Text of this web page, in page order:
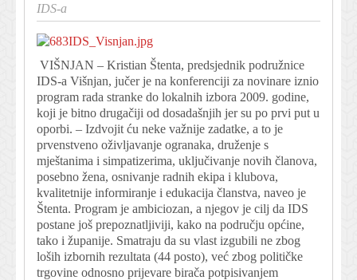
IDS-a
VIŠNJAN – Kristian Štenta, predsjednik podružnice
IDS-a Višnjan, jučer je na konferenciji za novinare iznio
program rada stranke do lokalnih izbora 2009. godine,
koji je bitno drugačiji od dosadašnjih jer su po prvi put u
oporbi. – Izdvojit ću neke važnije zadatke, a to je
prvenstveno oživljavanje ogranaka, druženje s
mještanima i simpatizerima, uključivanje novih članova,
posebno žena, osnivanje radnih ekipa i klubova,
kvalitetnije informiranje i edukacija članstva, naveo je
Štenta. Program je ambiciozan, a njegov je cilj da IDS
postane još prepoznatljiviji, kako na području općine,
tako i županije. Smatraju da su vlast izgubili ne zbog
loših izbornih rezultata (44 posto), već zbog političke
trgovine odnosno prijevare birača potpisivanjem